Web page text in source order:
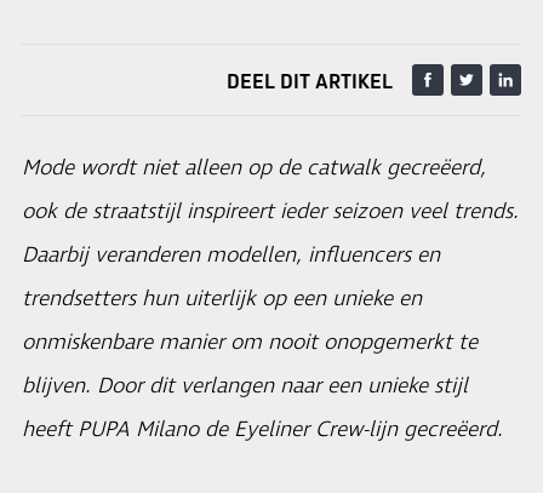
DEEL DIT ARTIKEL
Mode wordt niet alleen op de catwalk gecreëerd,
ook de straatstijl inspireert ieder seizoen veel trends.
Daarbij veranderen modellen, influencers en
trendsetters hun uiterlijk op een unieke en
onmiskenbare manier om nooit onopgemerkt te
blijven. Door dit verlangen naar een unieke stijl
heeft PUPA Milano de Eyeliner Crew-lijn gecreëerd.